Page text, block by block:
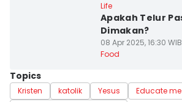
Life
Apakah Telur
Dimakan?
08 Apr 2025, 16:30 WIB
Food
Topics
Kristen katolik Yesus Educate me